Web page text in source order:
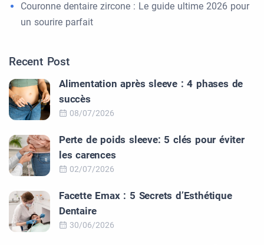
Couronne dentaire zircone : Le guide ultime 2026 pour
un sourire parfait
Recent Post
Alimentation après sleeve : 4 phases de
succès
08/07/2026
Perte de poids sleeve: 5 clés pour éviter
les carences
02/07/2026
Facette Emax : 5 Secrets d’Esthétique
Dentaire
30/06/2026